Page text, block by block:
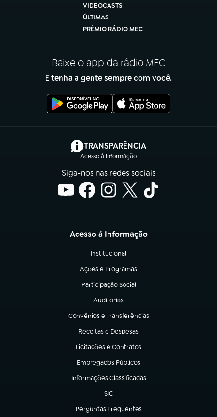
VIDEOCASTS
ÚLTIMAS
PRÊMIO RÁDIO MEC
Baixe o app da rádio MEC
E tenha a gente sempre com você.
TRANSPARÊNCIA
Acesso à Informação
(abre em nova aba)
Siga-nos nas redes sociais
Acesso à Informação
Institucional
(abre em nova aba)
Ações e Programas
(abre em nova aba)
Participação Social
(abre em nova aba)
Auditorias
(abre em nova aba)
Convênios e Transferências
(abre em nova aba)
Receitas e Despesas
(abre em nova aba)
Licitações e Contratos
(abre em nova aba)
Empregados Públicos
(abre em nova aba)
Informações Classificadas
(abre em nova aba)
SIC
(abre em nova aba)
Perguntas Frequentes
(abre em nova aba)